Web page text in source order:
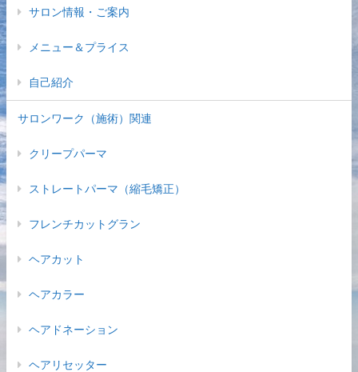
サロン情報・ご案内
メニュー＆プライス
自己紹介
サロンワーク（施術）関連
クリープパーマ
ストレートパーマ（縮毛矯正）
フレンチカットグラン
ヘアカット
ヘアカラー
ヘアドネーション
ヘアリセッター